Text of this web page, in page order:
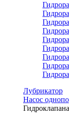
Лубрикатор
Насос
Гидроклапана